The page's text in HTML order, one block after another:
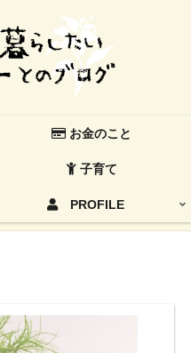
お金のこと
子育て
PROFILE